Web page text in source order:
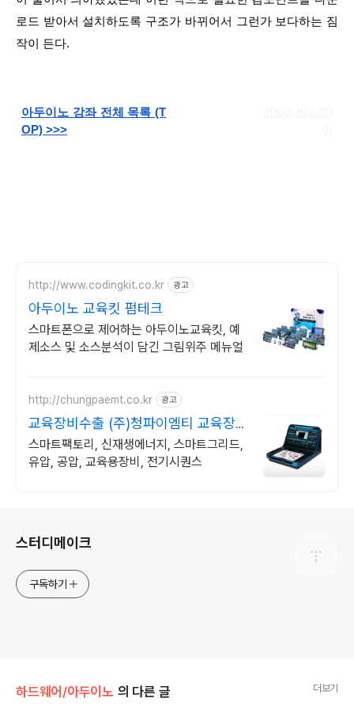
로드 받아서 설치하도록 구조가 바뀌어서 그런가 보다하는 짐
작이 든다.
아두이노 강좌 전체 목록 (T
OP) >>>
http://www.codingkit.co.kr 광고
아두이노 교육킷 펌테크
스마트폰으로 제어하는 아두이노교육킷, 예
제소스 및 소스분석이 담긴 그림위주 메뉴얼
http://chungpaemt.co.kr 광고
교육장비수출 (주)청파이엠티 교육장
비 잘 만드는 업체
스마트팩토리, 신재생에너지, 스마트그리드,
유압, 공압, 교육용장비, 전기시퀀스
스터디메이크
구독하기
하드웨어/아두이노 의 다른 글 더보기